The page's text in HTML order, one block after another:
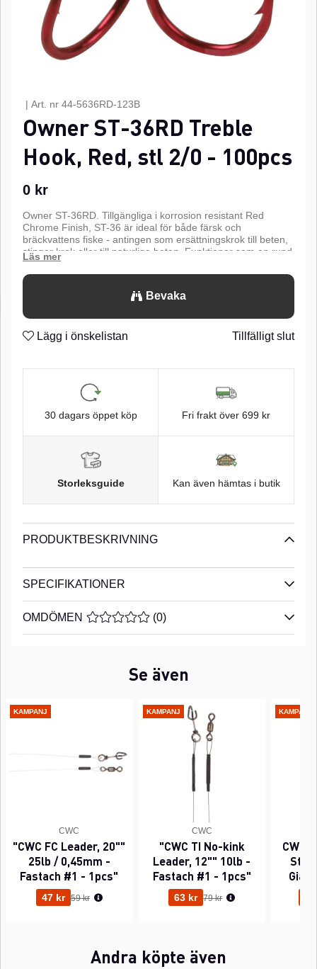
| Art. nr 44-5636RD-123B
Owner ST-36RD Treble
Hook, Red, stl 2/0 - 100pcs
0 kr
Owner ST-36RD. Tillgängliga i korrosion resistant Red
Chrome Finish, ST-36 är ideal för både färsk och
bräckvattens fiske - antingen som ersättningskrok till beten,
stinger krok eller till naturliga beten. Funktioner som en rund
böj, tre raka Super Needle Points för en wide-gap kroknings-
effekt.n
n
Micro Barb
n
Bevaka
Lägg i önskelistan Tillfälligt slut
30 dagars öppet köp Fri frakt över 699 kr
Storleksguide Kan även hämtas i butik
PRODUKTBESKRIVNING
SPECIFIKATIONER
OMDÖMEN MEDELBETYG 0 AV 5 ANTAL BETYG 0
(0)
Se även
KAMPANJ
CWC
"CWC FC Leader, 20""
25lb / 0,45mm -
Fastach #1 - 1pcs"
47 kr Ordinarie pris:
59 kr
KAMPANJ
CWC
"CWC TI No-kink
Leader, 12"" 10lb -
Fastach #1 - 1pcs"
63 kr Ordinarie pris:
79 kr
KAMPANJ
CWC
Andra köpte även